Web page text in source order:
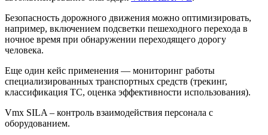
Безопасность дорожного движения можно оптимизировать,
например, включением подсветки пешеходного перехода в
ночное время при обнаружении переходящего дорогу
человека.
Еще один кейс применения — мониторинг работы
специализированных транспортных средств (трекинг,
классификация ТС, оценка эффективности использования).
Vmx SILA – контроль взаимодействия персонала с
оборудованием.